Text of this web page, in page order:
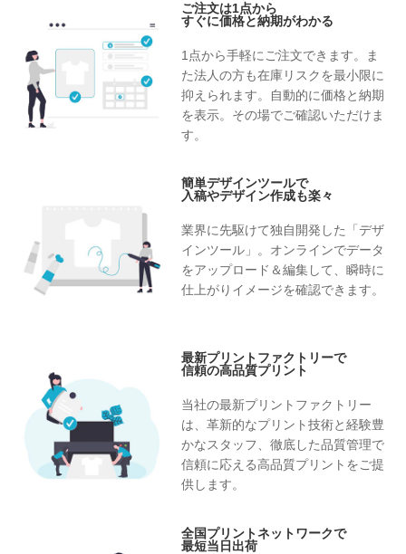
ご注文は1点から
すぐに価格と納期がわかる
1点から手軽にご注文できます。ま
た法人の方も在庫リスクを最小限に
抑えられます。自動的に価格と納期
を表示。その場でご確認いただけま
す。
簡単デザインツールで
入稿やデザイン作成も楽々
業界に先駆けて独自開発した「デザ
インツール」。オンラインでデータ
をアップロード＆編集して、瞬時に
仕上がりイメージを確認できます。
最新プリントファクトリーで
信頼の高品質プリント
当社の最新プリントファクトリー
は、革新的なプリント技術と経験豊
かなスタッフ、徹底した品質管理で
信頼に応える高品質プリントをご提
供します。
全国プリントネットワークで
最短当日出荷